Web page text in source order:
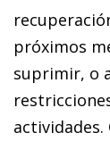
próximos
suprimir, o
actividades.